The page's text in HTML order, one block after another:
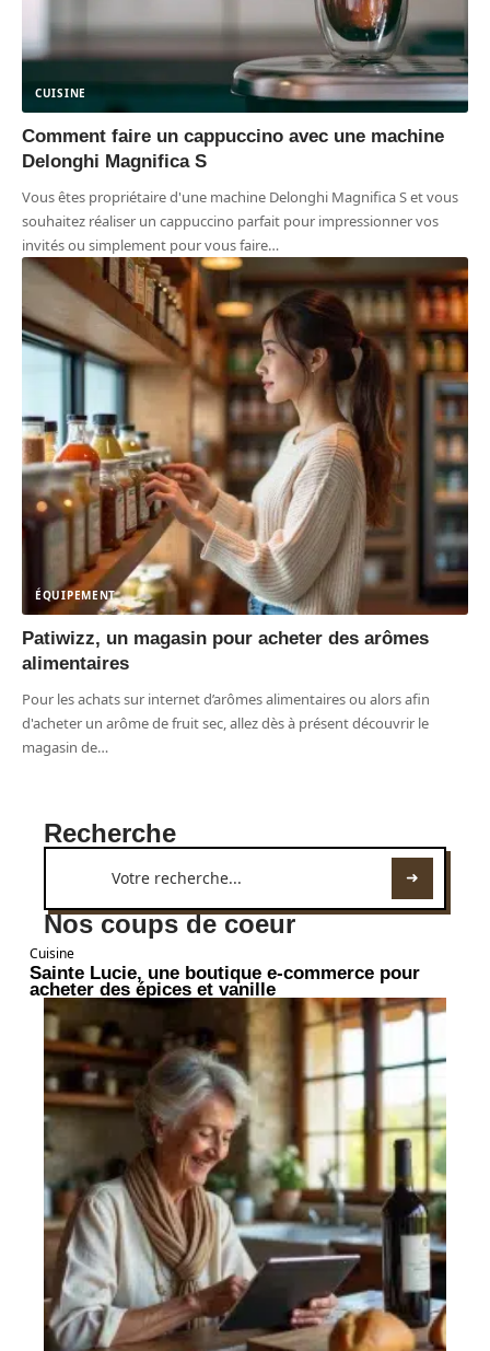
CUISINE
Comment faire un cappuccino avec une machine
Delonghi Magnifica S
Vous êtes propriétaire d'une machine Delonghi Magnifica S et vous
souhaitez réaliser un cappuccino parfait pour impressionner vos
invités ou simplement pour vous faire…
ÉQUIPEMENT
Patiwizz, un magasin pour acheter des arômes
alimentaires
Pour les achats sur internet d’arômes alimentaires ou alors afin
d'acheter un arôme de fruit sec, allez dès à présent découvrir le
magasin de…
Recherche
Nos coups de coeur
Cuisine
Sainte Lucie, une boutique e-commerce pour
acheter des épices et vanille